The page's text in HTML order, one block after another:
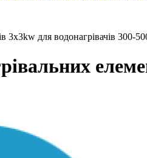
3х3kw для водонагрівачів 300-